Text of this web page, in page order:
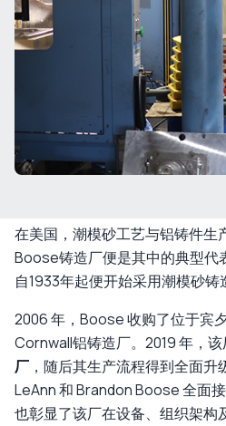
在美国，潮模砂工艺与铝铸件生
Boose铸造厂便是其中的典型
自1933年起便开始采用潮模砂铸
2006 年，Boose 收购了位于宾
Cornwall铝铸造厂。2019 年，
厂 ，随后其生产流程得到全面升
LeAnn 和 Brandon Boose 全面
也彰显了该厂在设备、组织架构